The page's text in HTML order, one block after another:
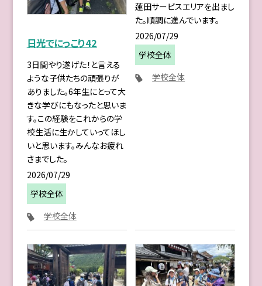
日光でにっこり42
3日間やり遂げた！と言える
ような子供たちの頑張りが
ありました。6年生にとって大
きな学びにもなったと思いま
す。この経験をこれからの学
校生活に生かしていってほし
いと思います。みんなお疲れ
さまでした。
2026/07/29
学校全体
学校全体
蓮田サービスエリアを出まし
た。順調に進んでいます。
2026/07/29
学校全体
学校全体